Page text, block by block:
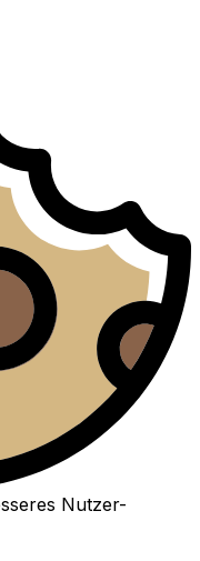
Nutzer-